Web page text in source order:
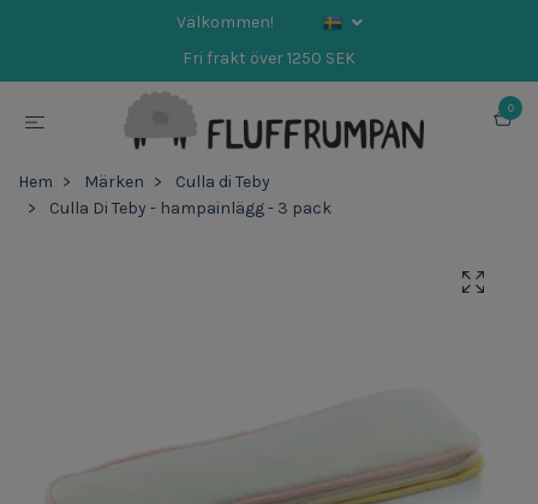
Välkommen!
Fri frakt över 1250 SEK
0
Hem Märken
Culla di Teby
Culla Di Teby - hampainlägg - 3 pack